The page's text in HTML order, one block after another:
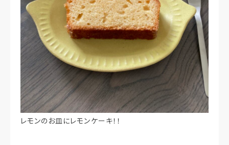
レモンのお皿にレモンケーキ！！